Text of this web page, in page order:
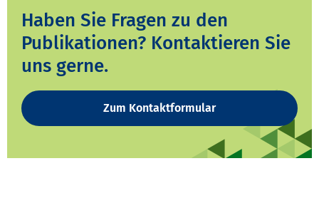
Haben Sie Fragen zu den
Publikationen? Kontaktieren Sie
uns gerne.
Zum Kontaktformular